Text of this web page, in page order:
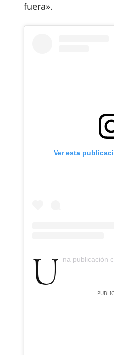
fuera».
Ver esta
Una publicación compartida